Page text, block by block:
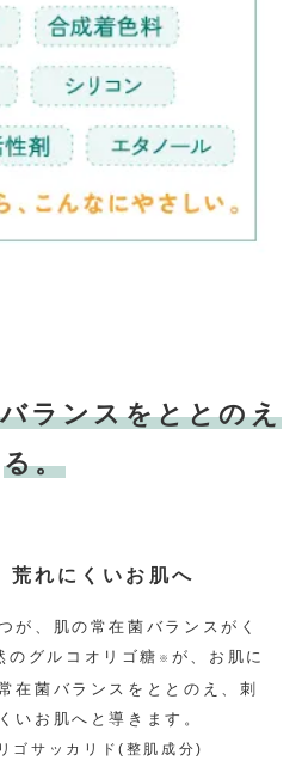
ランスをととのえ
る。
荒れにくいお肌へ
が、肌の常在菌バランスがく
のグルコオリゴ糖 ※ が、お肌に
在菌バランスをととのえ、刺
いお肌へと導きます。
ゴサッカリド(整肌成分)